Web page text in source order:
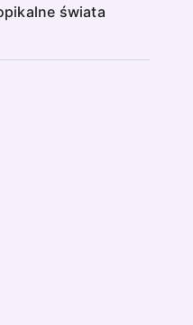
świata